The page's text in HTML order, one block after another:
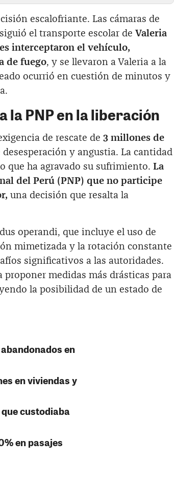
escalofriante. Las cámaras de
el transporte escolar de Valeria
interceptaron el vehículo,
de fuego, y se llevaron a Valeria a la
ocurrió en cuestión de minutos y
la PNP en la liberación
de rescate de 3 millones de
y angustia. La cantidad
que ha agravado su sufrimiento. La
del Perú (PNP) que no participe
una decisión que resalta la
operandi, que incluye el uso de
mimetizada y la rotación constante
significativos a las autoridades.
proponer medidas más drásticas para
la posibilidad de un estado de
en
en viviendas y
custodiaba
en pasajes